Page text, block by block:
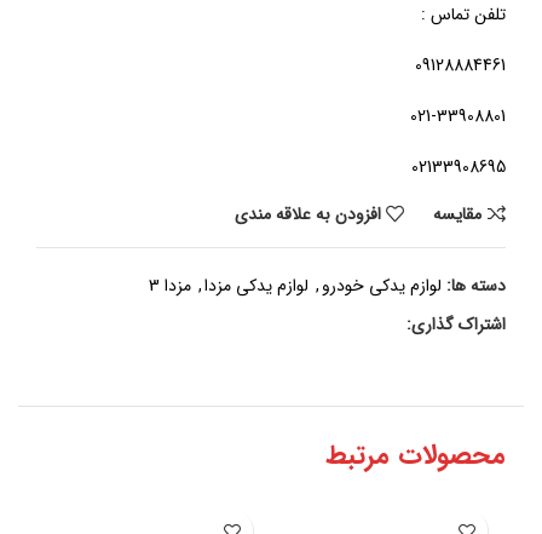
تلفن تماس :
09128884461
021-33908801
02133908695
مقايسه
افزودن به علاقه مندی
دسته ها: لوازم یدکی خودرو, لوازم یدکی مزدا, مزدا 3
اشتراک گذاری:
محصولات مرتبط